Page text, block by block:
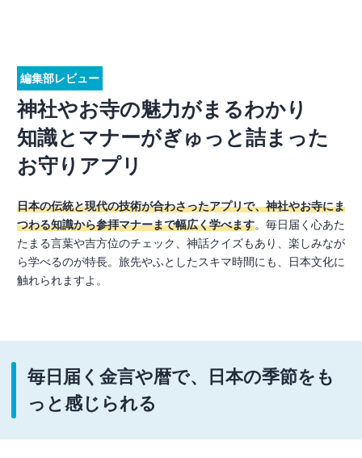
編集部レビュー
神社やお寺の魅力がまるわかり
知識とマナーがぎゅっと詰まった
お守りアプリ
日本の伝統と現代の技術が合わさったアプリで、神社やお寺にま
つわる知識から参拝マナーまで幅広く学べます。毎日届く心あた
たまる言葉や吉方位のチェック、神話クイズもあり、楽しみなが
ら学べるのが特長。旅先やふとしたスキマ時間にも、日本文化に
触れられますよ。
毎日届く金言や暦で、日本の季節をも
っと感じられる